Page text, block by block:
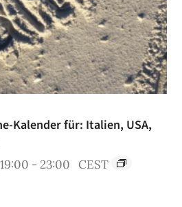
Kalender für: Italien, USA,
-23:00 CEST